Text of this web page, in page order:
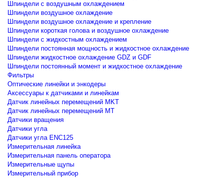
Шпиндели с воздушным охлаждением
Шпиндели воздушное охлаждение
Шпиндели воздушное охлаждение и крепление
Шпиндели короткая голова и воздушное охлаждение
Шпиндели с жидкостным охлаждением
Шпиндели постоянная мощность и жидкостное охлаждение
Шпиндели жидкостное охлаждение GDZ и GDF
Шпиндели постоянный момент и жидкостное охлаждение
Фильтры
Оптические линейки и энкодеры
Аксессуары к датчиками и линейкам
Датчик линейных перемещений MKT
Датчик линейных перемещений MT
Датчики вращения
Датчики угла
Датчики угла ENC125
Измерительная линейка
Измерительная панель оператора
Измерительные щупы
Измерительный прибор